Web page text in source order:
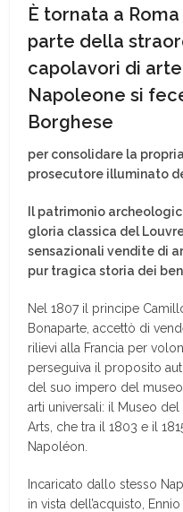
È tornata a
parte della
capolavori di
Napoleone si
Borghese
per consolidare la
prosecutore illuminato
Il patrimonio
gloria classica del
sensazionali vendite di
pur tragica storia dei
Nel 1807 il principe
Bonaparte, accettò di
rilievi alla Francia per
perseguiva il proposito
del suo impero del
arti universali: il Museo
Arts, che tra il 1803 e il
Napoléon.
Incaricato dallo stesso
in vista dell’acquisto,